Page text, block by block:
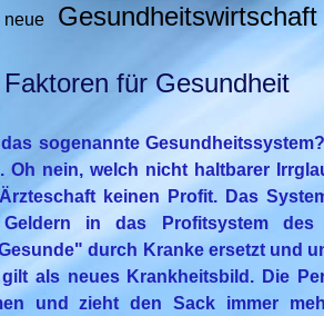
neue Gesundheitswirtschaft
für Gesundheit
sogenannte
Oh nein, welch nicht haltbarer
keinen Profit. Das
in das Profitsystem des
durch Kranke ersetzt und
als neues Krankheitsbild. Die
und zieht den Sack immer